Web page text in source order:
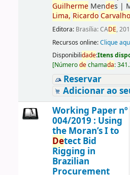
GuilhermeMendes |
Lima, Ricardo Carvalho
Editora: Brasília: CADE,
Recursos online:Clique
Disponibilidade:Itens
[Númerodechamada:
Reservar
Adicionar ao
Working Paper nº
004/2019 : Using
the Moran’s I to
Detect Bid
Rigging in
Brazilian
Procurement